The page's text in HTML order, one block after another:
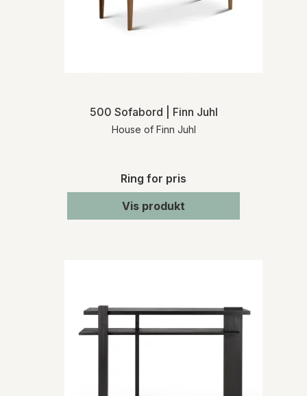
500 Sofabord | Finn Juhl
House of Finn Juhl
Ring for pris
Vis produkt